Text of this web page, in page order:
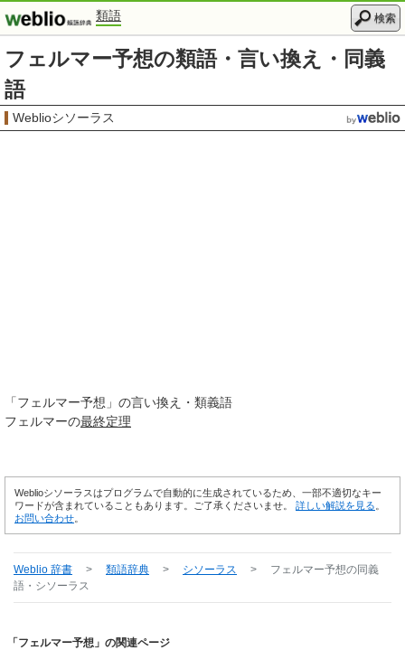
類語 検索
フェルマー予想の類語・言い換え・同義
語
Weblioシソーラス
「フェルマー予想 」の言い換え・類義語
フェルマーの最終定理
Weblioシソーラスはプログラムで自動的に生成されているため、一部不適切なキー
ワードが含まれていることもあります。ご了承くださいませ。 詳しい解説を見る
お問い合わせ
Weblio 辞書 > 類語辞典 > シソーラス > フェルマー予想の同義
語・シソーラス
「フェルマー予想」の関連ページ